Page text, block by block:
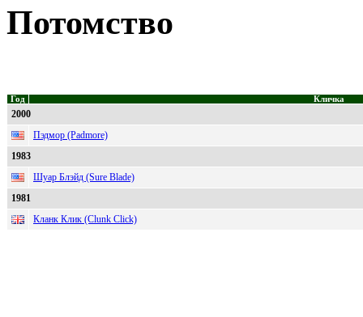
Потомство
Год Кличка
2000
Пэдмор (Padmore)
1983
Шуар Блэйд (Sure Blade)
1981
Кланк Клик (Clunk Click)